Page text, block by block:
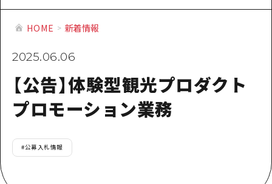
新着情報
HOME 新着情報
2025.06.06
【公告】体験型観光プロダクト
プロモーション業務
#公募入札情報